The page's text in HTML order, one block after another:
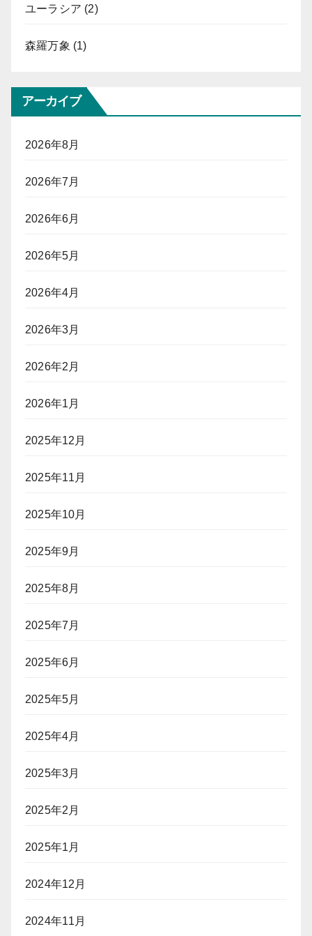
ユーラシア (2)
森羅万象 (1)
アーカイブ
2026年8月
2026年7月
2026年6月
2026年5月
2026年4月
2026年3月
2026年2月
2026年1月
2025年12月
2025年11月
2025年10月
2025年9月
2025年8月
2025年7月
2025年6月
2025年5月
2025年4月
2025年3月
2025年2月
2025年1月
2024年12月
2024年11月